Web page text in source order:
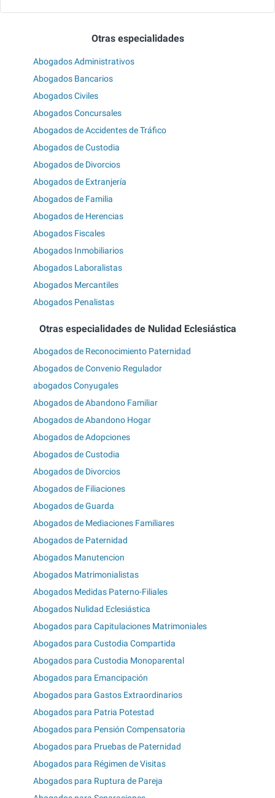
Otras especialidades
Abogados Administrativos
Abogados Bancarios
Abogados Civiles
Abogados Concursales
Abogados de Accidentes de Tráfico
Abogados de Custodia
Abogados de Divorcios
Abogados de Extranjería
Abogados de Familia
Abogados de Herencias
Abogados Fiscales
Abogados Inmobiliarios
Abogados Laboralistas
Abogados Mercantiles
Abogados Penalistas
Otras especialidades de Nulidad Eclesiástica
Abogados de Reconocimiento Paternidad
Abogados de Convenio Regulador
abogados Conyugales
Abogados de Abandono Familiar
Abogados de Abandono Hogar
Abogados de Adopciones
Abogados de Custodia
Abogados de Divorcios
Abogados de Filiaciones
Abogados de Guarda
Abogados de Mediaciones Familiares
Abogados de Paternidad
Abogados Manutencion
Abogados Matrimonialistas
Abogados Medidas Paterno-Filiales
Abogados Nulidad Eclesiástica
Abogados para Capitulaciones Matrimoniales
Abogados para Custodia Compartida
Abogados para Custodia Monoparental
Abogados para Emancipación
Abogados para Gastos Extraordinarios
Abogados para Patria Potestad
Abogados para Pensión Compensatoria
Abogados para Pruebas de Paternidad
Abogados para Régimen de Visitas
Abogados para Ruptura de Pareja